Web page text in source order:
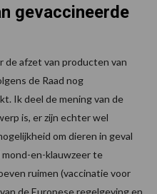
gevaccineerde
de afzet van producten van
de Raad nog
Ik deel de mening van de
is, er zijn echter wel
om dieren in geval
en-klauwzeer te
ruimen (vaccinatie voor